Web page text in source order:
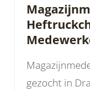
gezocht in